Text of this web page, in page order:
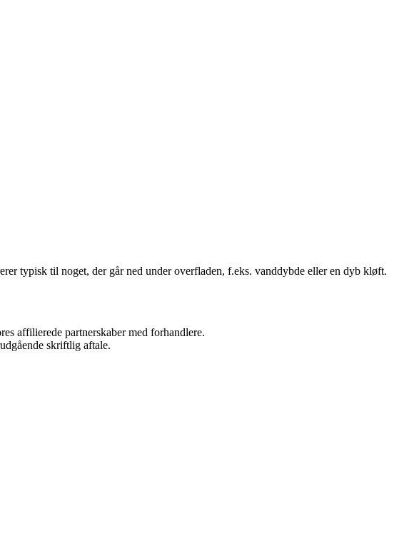
typisk til noget, der går ned under overfladen, f.eks. vanddybde eller en dyb kløft.
affilierede partnerskaber med forhandlere.
skriftlig aftale.